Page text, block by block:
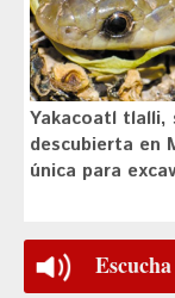
Yakacoatl tlalli,
descubierta en
única para